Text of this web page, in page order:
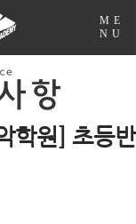
ME
NU
학원] 초등반